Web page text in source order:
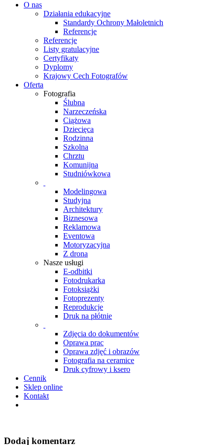
O nas
Działania edukacyjne
Standardy Ochrony Małoletnich
Referencje
Referencje
Listy gratulacyjne
Certyfikaty
Dyplomy
Krajowy Cech Fotografów
Oferta
Fotografia
Ślubna
Narzeczeńska
Ciążowa
Dziecięca
Rodzinna
Szkolna
Chrztu
Komunijna
Studniówkowa
Modelingowa
Studyjna
Architektury
Biznesowa
Reklamowa
Eventowa
Motoryzacyjna
Z drona
Nasze usługi
E-odbitki
Fotodrukarka
Fotoksiążki
Fotoprezenty
Reprodukcje
Druk na płótnie
Zdjęcia do dokumentów
Oprawa prac
Oprawa zdjęć i obrazów
Fotografia na ceramice
Druk cyfrowy i ksero
Cennik
Sklep online
Kontakt
Dodaj komentarz